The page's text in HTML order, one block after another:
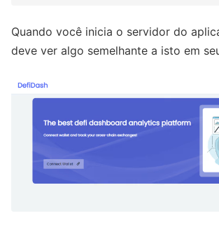
Quando você inicia o servidor do
deve ver algo semelhante a isto em